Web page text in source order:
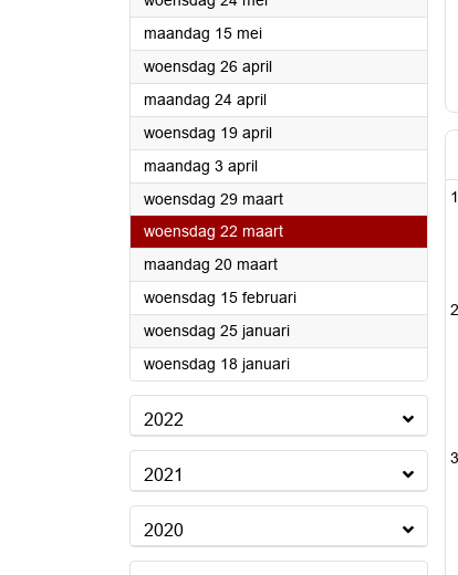
maandag 15 mei2023
woensdag 26 april2023
maandag 24 april2023
woensdag 19 april2023
maandag 3 april2023
woensdag 29 maart2023
woensdag 22 maart2023
maandag 20 maart2023
woensdag 15 februari2023
woensdag 25 januari2023
woensdag 18 januari2023
2022
2021
2020